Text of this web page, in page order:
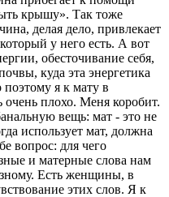
крышу». Так тоже
делая дело, привлекает
у него есть. А вот
обесточивание себя,
куда эта энергетика
поэтому я к мату в
плохо. Меня коробит.
вещь: мат - это не
использует мат, должна
вопрос: для чего
и матерные слова нам
Есть женщины, в
этих слов. Я к